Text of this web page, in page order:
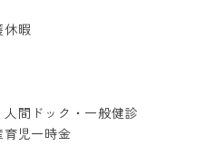
休暇
人間ドック・一般健診
育児一時金